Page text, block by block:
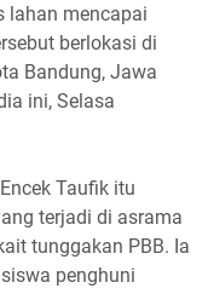
lahan mencapai
berlokasi di
Bandung, Jawa
ini, Selasa
Taufik itu
terjadi di asrama
tunggakan PBB. Ia
penghuni